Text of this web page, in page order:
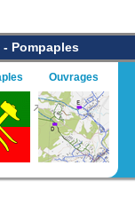
Pompaples
Ouvrages